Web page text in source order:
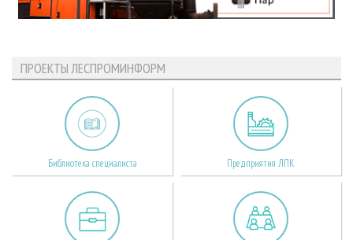
ПРОЕКТЫ ЛЕСПРОМИНФОРМ
Библиотека специалиста Предприятия ЛПК